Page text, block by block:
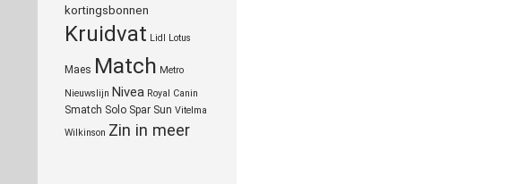
kortingsbonnen
Kruidvat Lidl Lotus
Maes Match Metro
Nieuwslijn Nivea Royal Canin
Smatch Solo Spar Sun Vitelma
Wilkinson Zin in meer